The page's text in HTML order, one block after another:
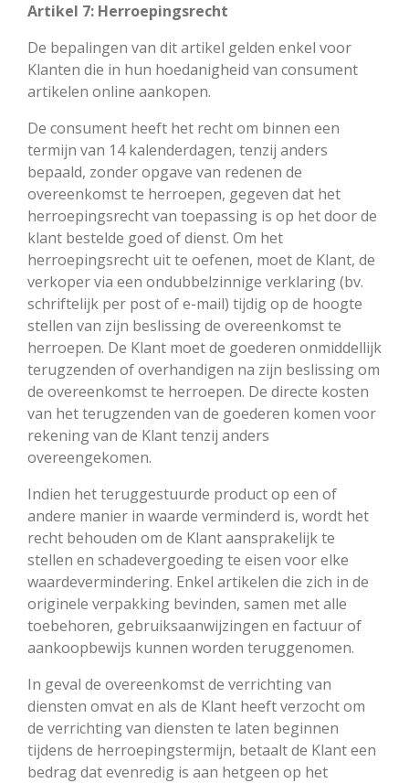
Artikel 7: Herroepingsrecht
De bepalingen van dit artikel gelden enkel voor
Klanten die in hun hoedanigheid van consument
artikelen online aankopen.
De consument heeft het recht om binnen een
termijn van 14 kalenderdagen, tenzij anders
bepaald, zonder opgave van redenen de
overeenkomst te herroepen, gegeven dat het
herroepingsrecht van toepassing is op het door de
klant bestelde goed of dienst. Om het
herroepingsrecht uit te oefenen, moet de Klant, de
verkoper via een ondubbelzinnige verklaring (bv.
schriftelijk per post of e-mail) tijdig op de hoogte
stellen van zijn beslissing de overeenkomst te
herroepen. De Klant moet de goederen onmiddellijk
terugzenden of overhandigen na zijn beslissing om
de overeenkomst te herroepen. De directe kosten
van het terugzenden van de goederen komen voor
rekening van de Klant tenzij anders
overeengekomen.
Indien het teruggestuurde product op een of
andere manier in waarde verminderd is, wordt het
recht behouden om de Klant aansprakelijk te
stellen en schadevergoeding te eisen voor elke
waardevermindering. Enkel artikelen die zich in de
originele verpakking bevinden, samen met alle
toebehoren, gebruiksaanwijzingen en factuur of
aankoopbewijs kunnen worden teruggenomen.
In geval de overeenkomst de verrichting van
diensten omvat en als de Klant heeft verzocht om
de verrichting van diensten te laten beginnen
tijdens de herroepingstermijn, betaalt de Klant een
bedrag dat evenredig is aan hetgeen op het